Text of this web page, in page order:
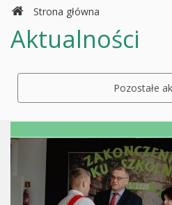
Strona główna
Aktualności
Pozostałe